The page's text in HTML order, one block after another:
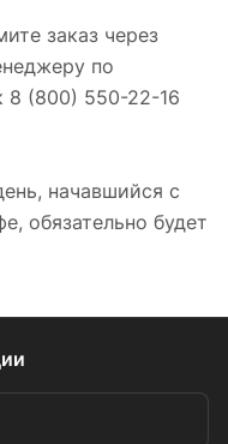
заказ через
по
8 (800) 550-22-16
начавшийся с
обязательно будет